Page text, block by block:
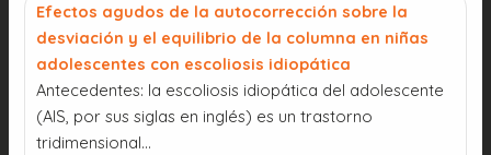
Efectos agudos de la autocorrección sobre la
desviación y el equilibrio de la columna en niñas
adolescentes con escoliosis idiopática
Antecedentes: la escoliosis idiopática del adolescente
(AIS, por sus siglas en inglés) es un trastorno
tridimensional...